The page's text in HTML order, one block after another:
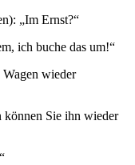
„Im Ernst?“
ich buche das um!“
wieder
können Sie ihn wieder